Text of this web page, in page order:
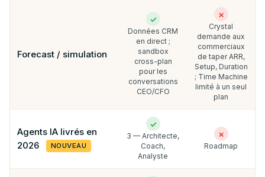
Forecast / simulation
✓
Données CRM
en direct ;
sandbox
cross-plan
pour les
conversations
CEO/CFO
✗
Crystal
demande aux
commerciaux
de taper ARR,
Setup, Duration
; Time Machine
limité à un seul
plan
Agents IA livrés en
2026
NOUVEAU
✓
3 — Architecte,
Coach,
Analyste
✗
Roadmap